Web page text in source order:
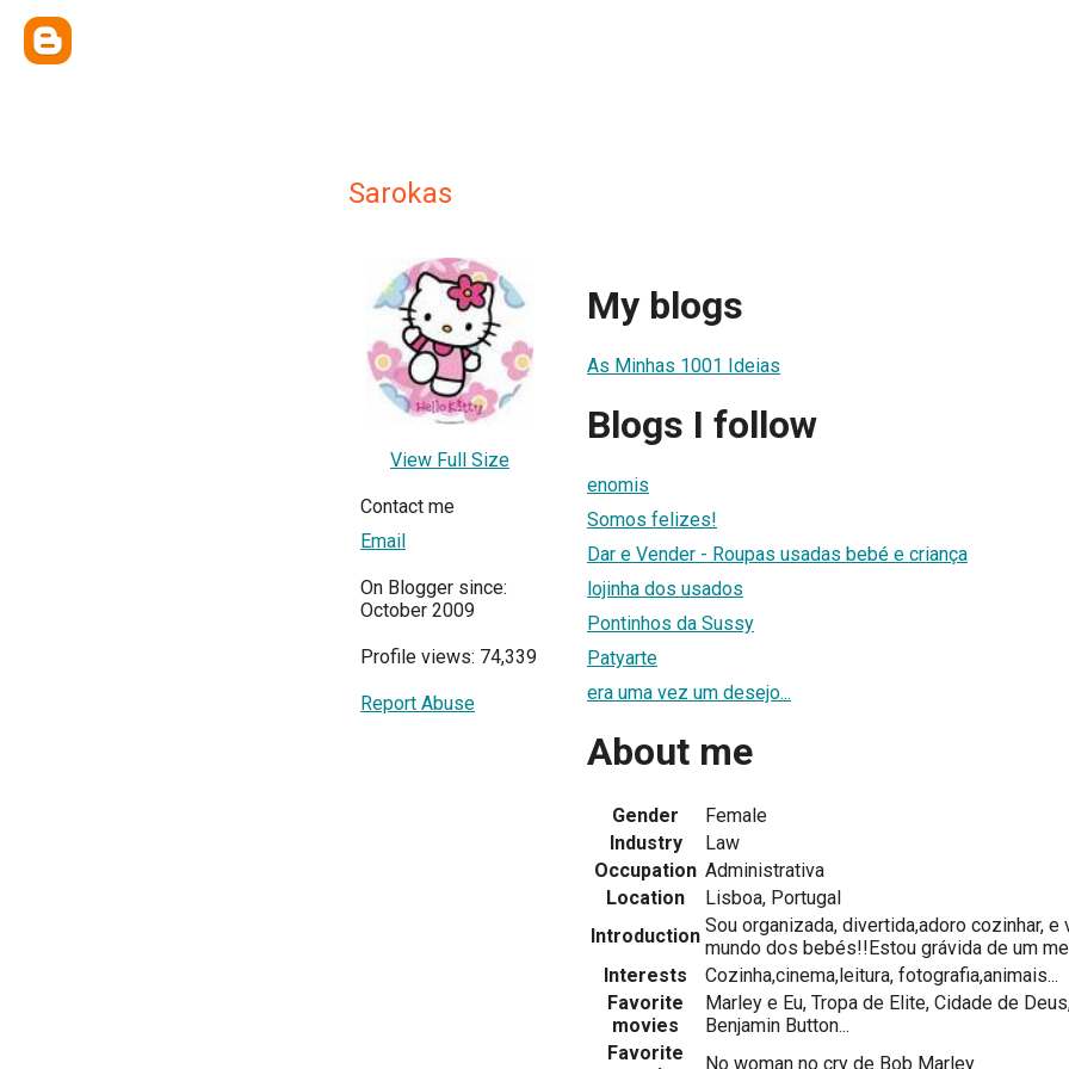
Sarokas
View Full Size
Contact me
Email
On Blogger since:
October 2009
Profile views: 74,339
Report Abuse
My blogs
As Minhas 1001 Ideias
Blogs I follow
enomis
Somos felizes!
Dar e Vender - Roupas usadas bebé e criança
lojinha dos usados
Pontinhos da Sussy
Patyarte
era uma vez um desejo...
About me
Gender
Female
Industry
Law
Occupation Administrativa
Location
Lisboa, Portugal
Introduction Sou organizada, divertida,adoro cozinhar, e
mundo dos bebés!!Estou grávida de um
Interests
Cozinha,cinema,leitura, fotografia,animais...
Favorite
movies
Marley e Eu, Tropa de Elite, Cidade de
Benjamin Button...
Favorite
No woman no cry de Bob Marley